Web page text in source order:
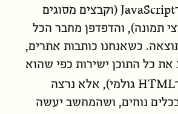
JavaScript (וקבצים מסוגים
תמונה), והדפדפן מחבר הכל
כשאנחנו כותבותאתרים,
את כל התוכן ישירות כפי שהוא
HTMLגולמי), אלא נרצה
נוחים, ושהמחשב יעשה